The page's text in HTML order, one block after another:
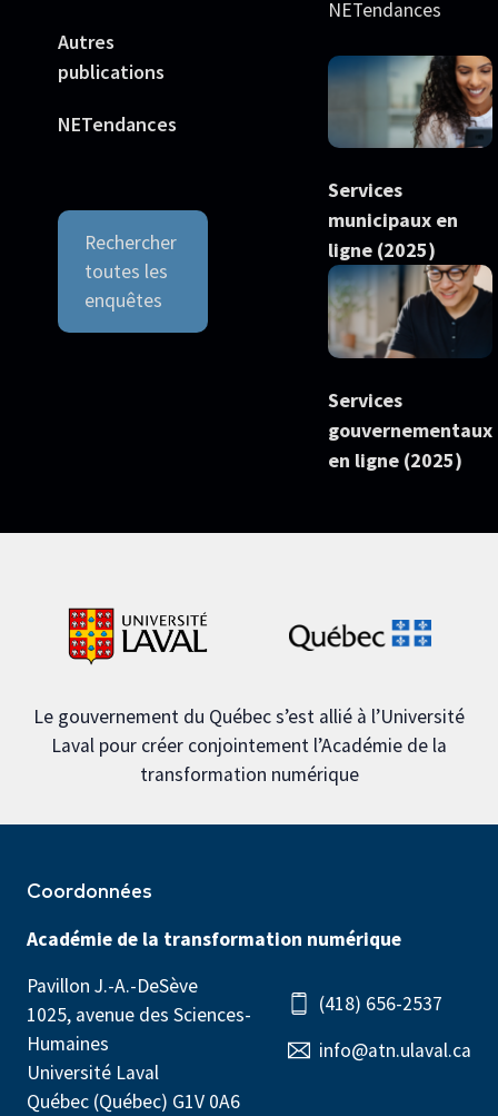
Autres
publications
NETendances
Rechercher
toutes les
enquêtes
NETendances
Services
municipaux en
ligne (2025)
Services
gouvernementaux
en ligne (2025)
Le gouvernement du Québec s’est allié à l’Université
Laval pour créer conjointement l’Académie de la
transformation numérique
Coordonnées
Académie de la transformation numérique
Pavillon J.-A.-DeSève
1025, avenue des Sciences-
Humaines
Université Laval
Québec (Québec) G1V 0A6
(418) 656-2537
info@atn.ulaval.ca